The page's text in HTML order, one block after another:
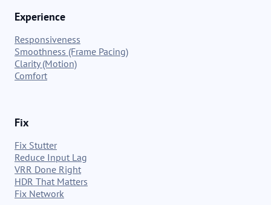
Experience
Responsiveness
Smoothness (Frame Pacing)
Clarity (Motion)
Comfort
Fix
Fix Stutter
Reduce Input Lag
VRR Done Right
HDR That Matters
Fix Network